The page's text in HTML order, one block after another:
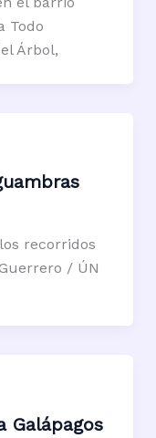
Todo
Árbol,
recorridos
/ ÚN
Galápagos